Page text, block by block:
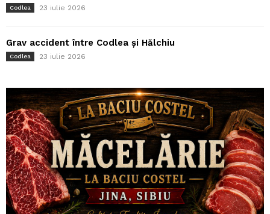
Codlea 23 iulie 2026
Grav accident între Codlea și Hălchiu
Codlea 23 iulie 2026